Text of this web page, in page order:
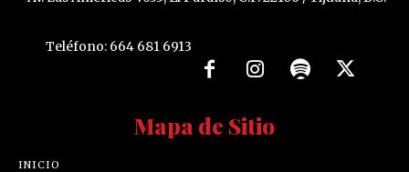
Teléfono: 664 681 6913
Mapa de Sitio
INICIO